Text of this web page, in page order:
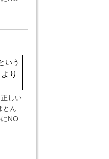
いう
より
しい
とん
NO